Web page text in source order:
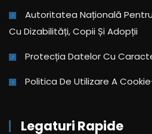
Autoritatea Națională
Cu Dizabilități, Copii Și Adopții
Protecția Datelor Cu
Politica De Utilizare A
Legaturi Rapide